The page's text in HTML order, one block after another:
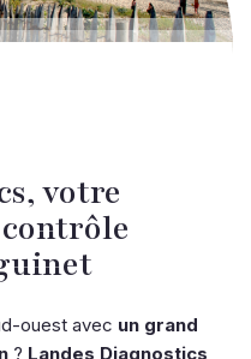
votre
ouest avec un grand
? Landes Diagnostics